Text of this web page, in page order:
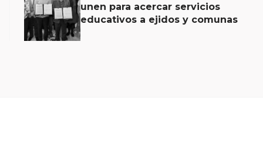
unen para acercar servicios
educativos a ejidos y comunas